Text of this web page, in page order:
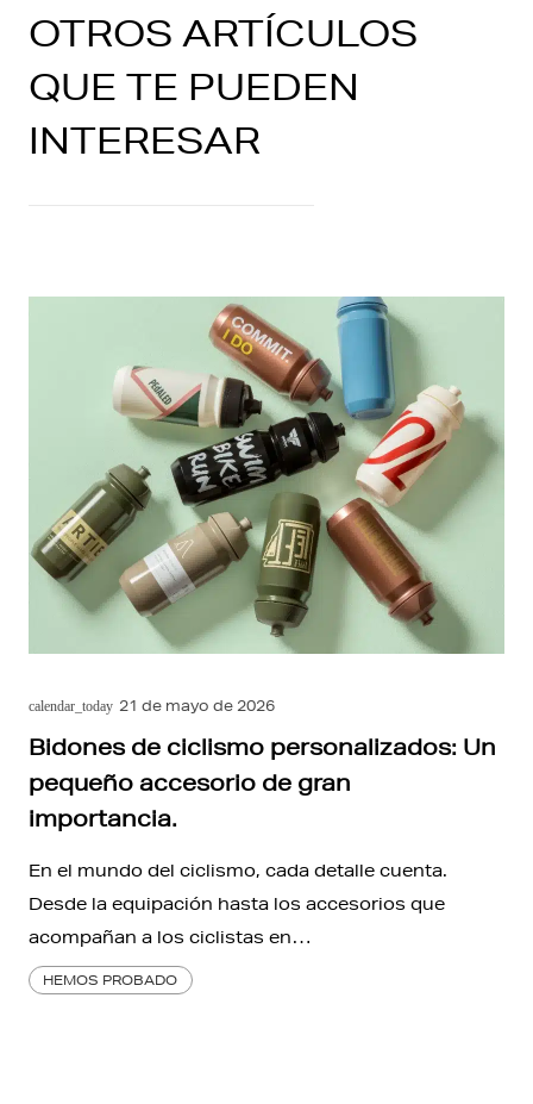
OTROS ARTÍCULOS
QUE TE PUEDEN
INTERESAR
calendar_today 21 de mayo de 2026
Bidones de ciclismo personalizados: Un
pequeño accesorio de gran
importancia.
En el mundo del ciclismo, cada detalle cuenta.
Desde la equipación hasta los accesorios que
acompañan a los ciclistas en…
HEMOS PROBADO